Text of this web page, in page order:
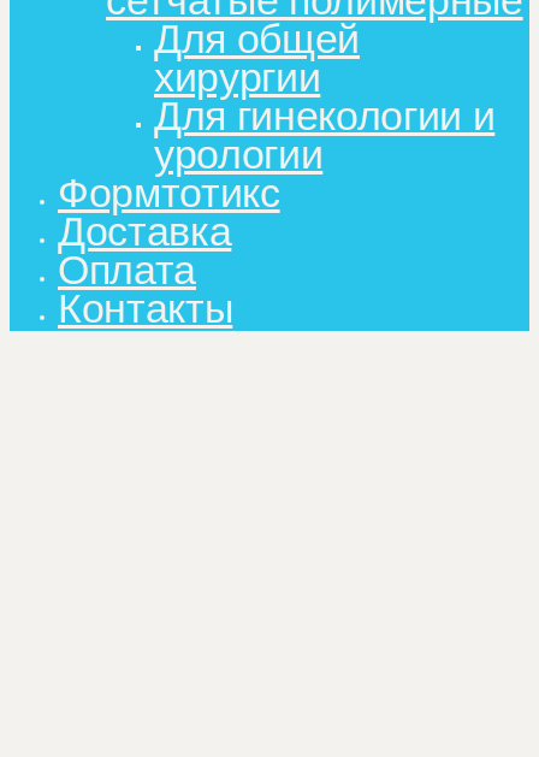
Для общей
хирургии
Для гинекологии и
урологии
Формтотикс
Доставка
Оплата
Контакты